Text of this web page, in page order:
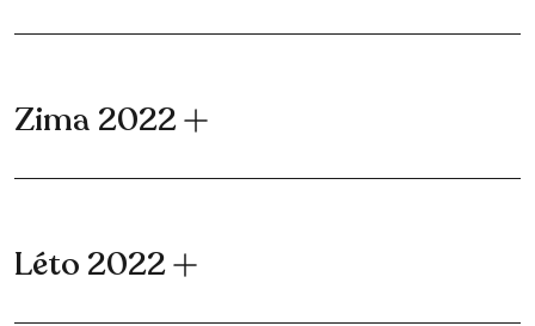
Zima 2022
Léto 2022